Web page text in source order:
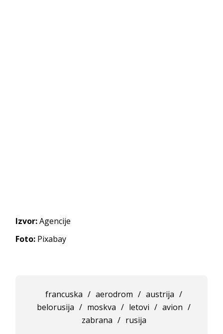
Izvor:Agencije
Foto: Pixabay
francuska / aerodrom / austrija /
belorusija / moskva / letovi / avion /
zabrana / rusija